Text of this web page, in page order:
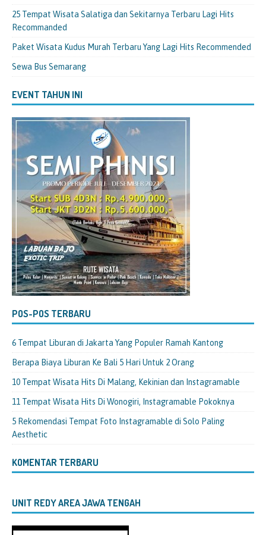
25 Tempat Wisata Salatiga dan Sekitarnya Terbaru Lagi Hits
Recommanded
Paket Wisata Kudus Murah Terbaru Yang Lagi Hits Recommended
Sewa Bus Semarang
EVENT TAHUN INI
POS-POS TERBARU
6 Tempat Liburan di Jakarta Yang Populer Ramah Kantong
Berapa Biaya Liburan Ke Bali 5 Hari Untuk 2 Orang
10 Tempat Wisata Hits Di Malang, Kekinian dan Instagramable
11 Tempat Wisata Hits Di Wonogiri, Instagramable Pokoknya
5 Rekomendasi Tempat Foto Instagramable di Solo Paling
Aesthetic
KOMENTAR TERBARU
UNIT REDY AREA JAWA TENGAH